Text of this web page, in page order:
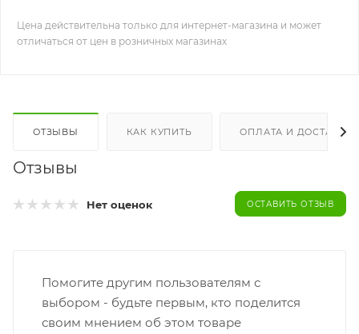
Цена действительна только для интернет-магазина и может
отличаться от цен в розничных магазинах
ОТЗЫВЫ КАК КУПИТЬ ОПЛАТА И ДОСТАВКА
Отзывы
Нет оценок ОСТАВИТЬ ОТЗЫВ
Помогите другим пользователям с
выбором - будьте первым, кто поделится
своим мнением об этом товаре